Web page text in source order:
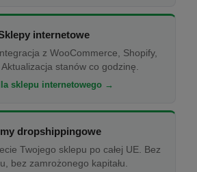
internetowe
z WooCommerce, Shopify,
Aktualizacja stanów co godzinę.
sklepu internetowego →
dropshippingowe
Twojego sklepu po całej UE. Bez
bez zamrożonego kapitału.